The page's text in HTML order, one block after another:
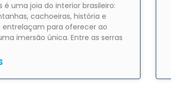
é uma joia do interior brasileiro:
cachoeiras, história e
entrelaçam para oferecer ao
imersão única. Entre as serras